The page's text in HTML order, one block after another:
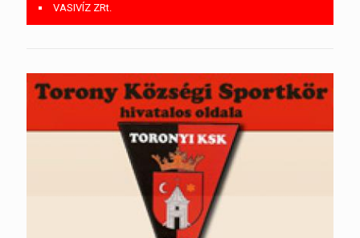
VASIVÍZ ZRt.